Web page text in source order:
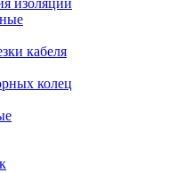
изоляции
кабеля
колец